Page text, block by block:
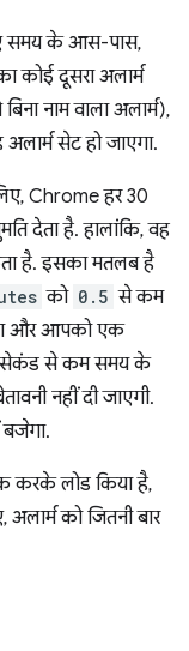
समय के आस-पास,
कोई दूसरा अलार्म
नाम वाला अलार्म),
सेट हो जाएगा.
Chrome हर 30
देता है. हालांकि, वह
है. इसका मतलब है
को 0.5 से कम
और आपको एक
सेकंड से कम समय के
नहीं दी जाएगी.
करके लोड किया है,
को जितनी बार